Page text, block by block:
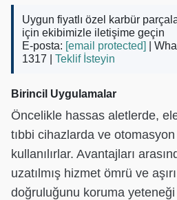
Uygun fiyatlı özel karbür
için ekibimizle iletişime geçin
E-posta: [email protected]
|
1317 | Teklif İsteyin
Birincil Uygulamalar
Öncelikle hassas aletlerde,
tıbbi cihazlarda ve
kullanılırlar. Avantajları
uzatılmış hizmet ömrü ve
doğruluğunu koruma yeteneği